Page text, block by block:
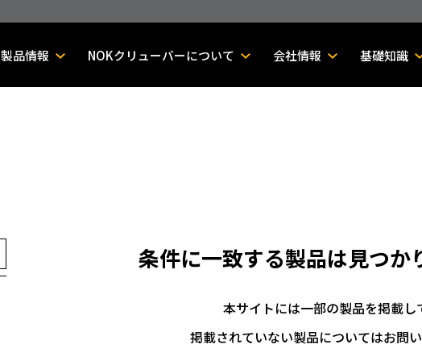
製品情報 NOKクリューバーについて 会社情報 基礎知識
条件に一致する製品は見つか
本サイトには一部の製品を掲載し
掲載されていない製品についてはお問